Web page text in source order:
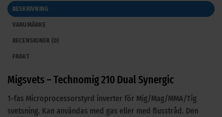
BESKRIVNING
VARUMÄRKE
RECENSIONER (0)
FRAKT
Migsvets – Technomig 210 Dual Synergic
1-fas Microprocessorstyrd inverter för Mig/Mag/MMA/Tig
svetsning. Kan användas med gas eller med flusstråd. Den